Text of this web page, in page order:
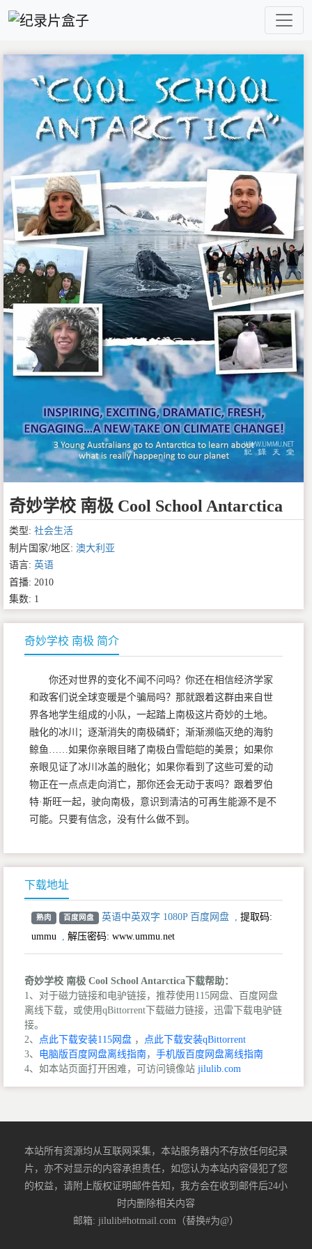
奇妙学校 南极 Cool School Antarctica
类型: 社会生活
制片国家/地区: 澳大利亚
语言: 英语
首播: 2010
集数: 1
奇妙学校 南极 简介
你还对世界的变化不闻不问吗？你还在相信经济学家
和政客们说全球变暖是个骗局吗？那就跟着这群由来自世
界各地学生组成的小队，一起踏上南极这片奇妙的土地。
融化的冰川；逐渐消失的南极磷虾；渐渐濒临灭绝的海豹
鲸鱼……如果你亲眼目睹了南极白雪皑皑的美景；如果你
亲眼见证了冰川冰盖的融化；如果你看到了这些可爱的动
物正在一点点走向消亡，那你还会无动于衷吗？跟着罗伯
特·斯旺一起，驶向南极，意识到清洁的可再生能源不是不
可能。只要有信念，没有什么做不到。
下载地址
熟肉 百度网盘 英语中英双字 1080P 百度网盘
提取码:
ummu
解压密码: www.ummu.net
奇妙学校 南极 Cool School Antarctica下载帮助：
1、对于磁力链接和电驴链接，推荐使用115网盘、百度网盘
离线下载，或使用qBittorrent下载磁力链接，迅雷下载电驴链
接。
2、
点此下载安装115网盘 ，
点此下载安装qBittorrent
3、
电脑版百度网盘离线指南， 手机版百度网盘离线指南
4、如本站页面打开困难，可访问镜像站 jilulib.com
本站所有资源均从互联网采集，本站服务器内不存放任何纪录
片，亦不对显示的内容承担责任，如您认为本站内容侵犯了您
的权益，请附上版权证明邮件告知，我方会在收到邮件后24小
时内删除相关内容
邮箱: jilulib#hotmail.com（替换#为@）